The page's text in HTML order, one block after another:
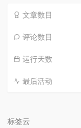
文章数目
评论数目
运行天数
最后活动
标签云